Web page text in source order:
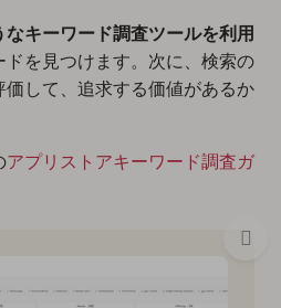
キーワード調査ツールを利用
ドを見つけます。次に、検索の
して、追求する価値があるか
アプリストアキーワード調査ガ